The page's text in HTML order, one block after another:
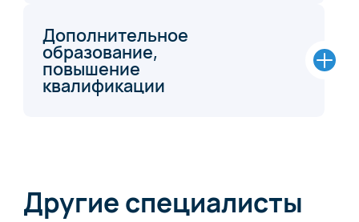
Дополнительное
образование,
повышение
квалификации
Другие специалисты